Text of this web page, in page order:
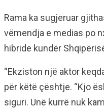
Rama ka sugjeruar
vëmendja e medias po
hibride kundër
“Ekziston një aktor
për këtë çështje. “Kjo
siguri. Unë kurrë nuk